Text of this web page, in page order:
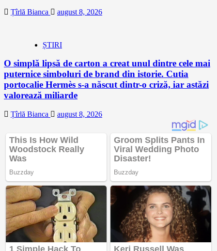
Țîrlă Bianca august 8, 2026
ȘTIRI
O simplă lipsă de carton a creat unul dintre cele mai
puternice simboluri de brand din istorie. Cutia
portocalie Hermès s-a născut dintr-o criză, iar astăzi
valorează miliarde
Țîrlă Bianca august 8, 2026